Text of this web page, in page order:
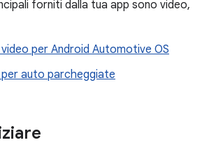
forniti dalla tua app sono video,
per Android Automotive OS
auto parcheggiate